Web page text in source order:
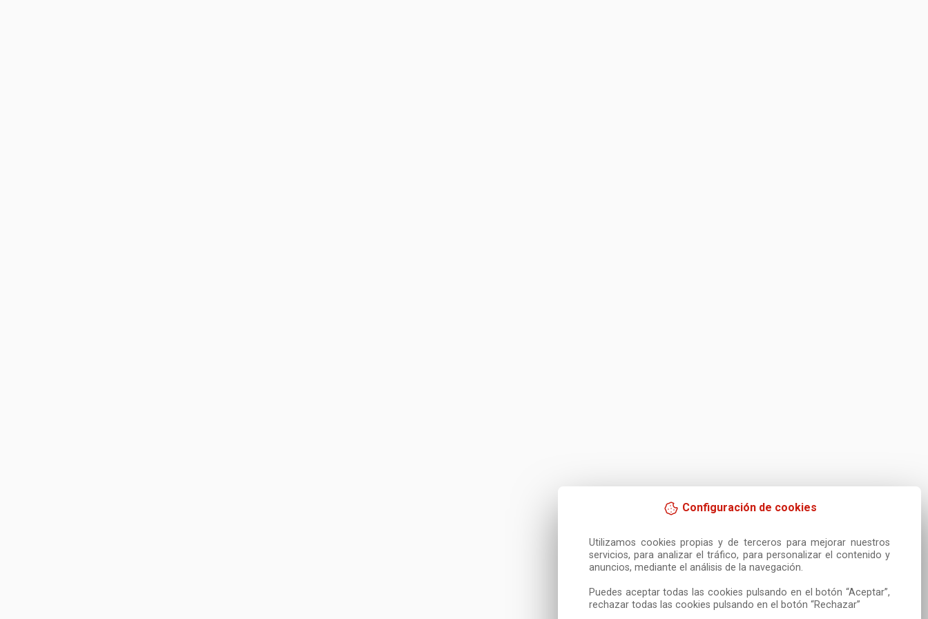
Configuración de cookies
Utilizamos cookies propias y de terceros para mejorar nuestros
servicios, para analizar el tráfico, para personalizar el contenido y
anuncios, mediante el análisis de la navegación.
Puedes aceptar todas las cookies pulsando en el botón “Aceptar”,
rechazar todas las cookies pulsando en el botón “Rechazar”